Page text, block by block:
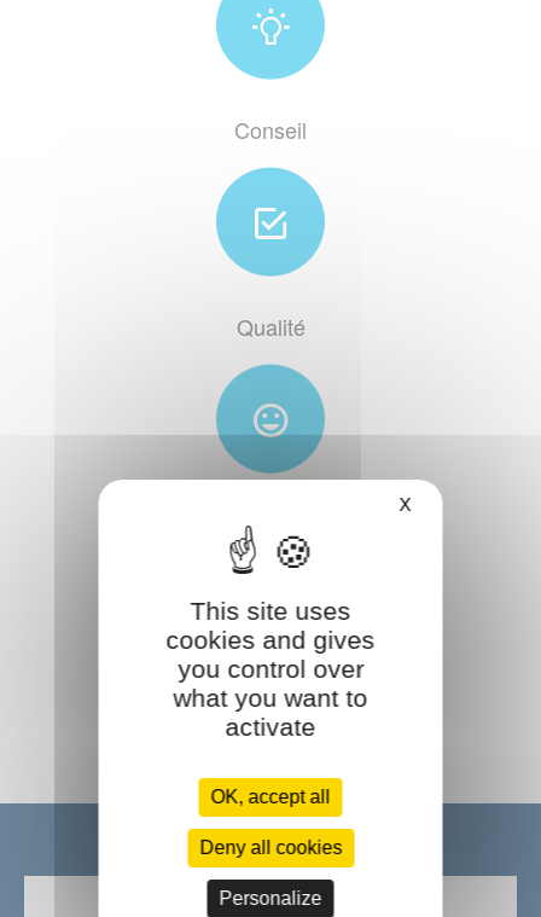
Conseil
Qualité
Satisfaction
Accompagnement
Ils nous font confiance :
X
This site uses
cookies and gives
you control over
what you want to
activate
OK, accept all
Deny all cookies
Personalize